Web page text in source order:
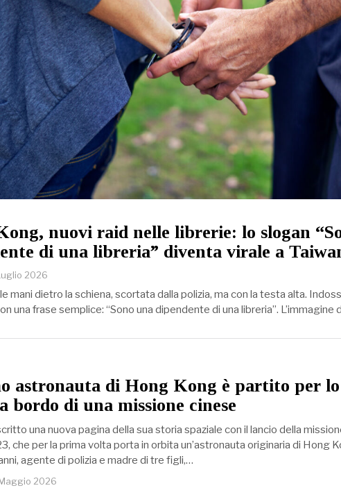
nuovi raid nelle librerie: lo slogan
di una libreria” diventa virale a
2026
mani dietro la schiena, scortata dalla polizia, ma con la testa alta.
una frase semplice: “Sono una dipendente di una libreria”. L’immagine
astronauta di Hong Kong è partito per lo
bordo di una missione cinese
una nuova pagina della sua storia spaziale con il lancio della
che per la prima volta porta in orbita un’astronauta originaria di Hong
agente di polizia e madre di tre figli,…
2026